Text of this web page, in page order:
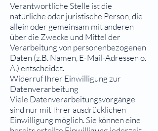
Verantwortliche Stelle ist die
natürliche oder juristische Person, die
allein oder gemeinsam mit anderen
über die Zwecke und Mittel der
Verarbeitung von personenbezogenen
Daten (z.B. Namen, E-Mail-Adressen o.
Ä.) entscheidet.
Widerruf Ihrer Einwilligung zur
Datenverarbeitung
Viele Datenverarbeitungsvorgänge
sind nur mit Ihrer ausdrücklichen
Einwilligung möglich. Sie können eine